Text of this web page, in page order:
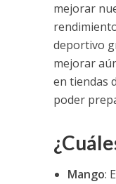
mejorar
deportivo
mejorar
en tiendas
poder
Mango: